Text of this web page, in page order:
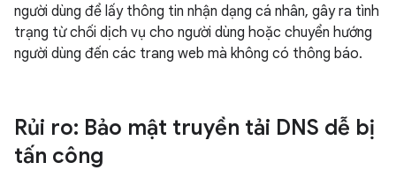
người dùng để lấy thông tin nhận dạng cá nhân, gây ra tình
trạng từ chối dịch vụ cho người dùng hoặc chuyển hướng
người dùng đến các trang web mà không có thông báo.
Rủi ro: Bảo mật truyền tải DNS dễ bị
tấn công